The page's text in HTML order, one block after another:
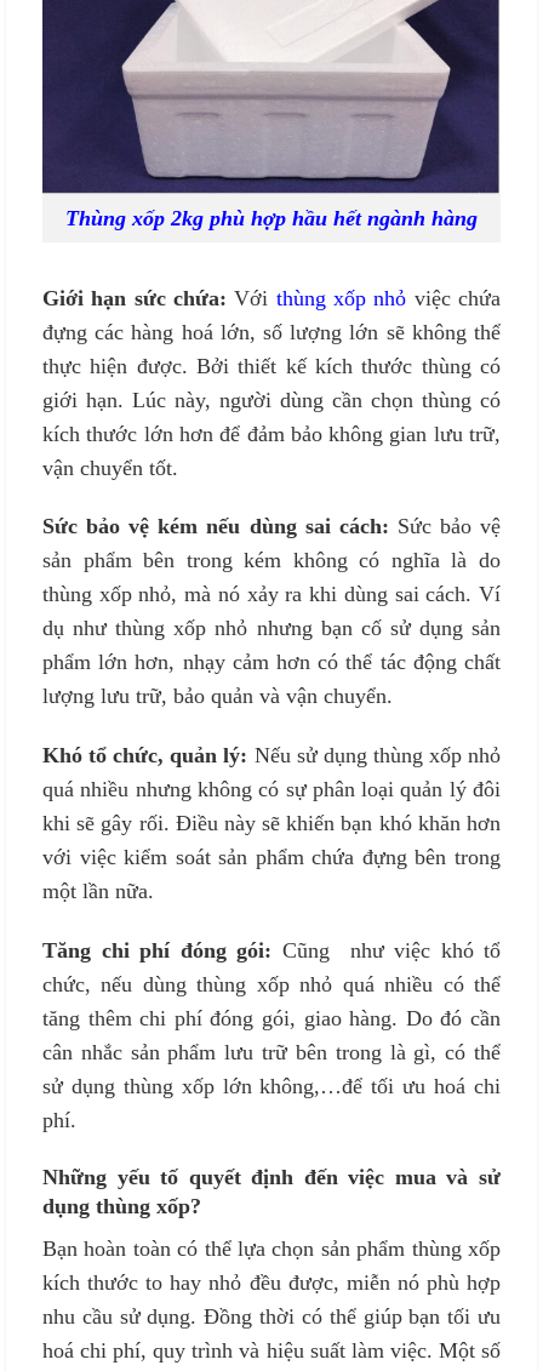
Thùng xốp 2kg phù hợp hầu hết ngành hàng
Giới hạn sức chứa: Với thùng xốp nhỏ việc chứa
đựng các hàng hoá lớn, số lượng lớn sẽ không thể
thực hiện được. Bởi thiết kế kích thước thùng có
giới hạn. Lúc này, người dùng cần chọn thùng có
kích thước lớn hơn để đảm bảo không gian lưu trữ,
vận chuyển tốt.
Sức bảo vệ kém nếu dùng sai cách: Sức bảo vệ
sản phẩm bên trong kém không có nghĩa là do
thùng xốp nhỏ, mà nó xảy ra khi dùng sai cách. Ví
dụ như thùng xốp nhỏ nhưng bạn cố sử dụng sản
phẩm lớn hơn, nhạy cảm hơn có thể tác động chất
lượng lưu trữ, bảo quản và vận chuyển.
Khó tổ chức, quản lý: Nếu sử dụng thùng xốp nhỏ
quá nhiều nhưng không có sự phân loại quản lý đôi
khi sẽ gây rối. Điều này sẽ khiến bạn khó khăn hơn
với việc kiểm soát sản phẩm chứa đựng bên trong
một lần nữa.
Tăng chi phí đóng gói: Cũng như việc khó tổ
chức, nếu dùng thùng xốp nhỏ quá nhiều có thể
tăng thêm chi phí đóng gói, giao hàng. Do đó cần
cân nhắc sản phẩm lưu trữ bên trong là gì, có thể
sử dụng thùng xốp lớn không,…để tối ưu hoá chi
phí.
Những yếu tố quyết định đến việc mua và sử
dụng thùng xốp?
Bạn hoàn toàn có thể lựa chọn sản phẩm thùng xốp
kích thước to hay nhỏ đều được, miễn nó phù hợp
nhu cầu sử dụng. Đồng thời có thể giúp bạn tối ưu
hoá chi phí, quy trình và hiệu suất làm việc. Một số